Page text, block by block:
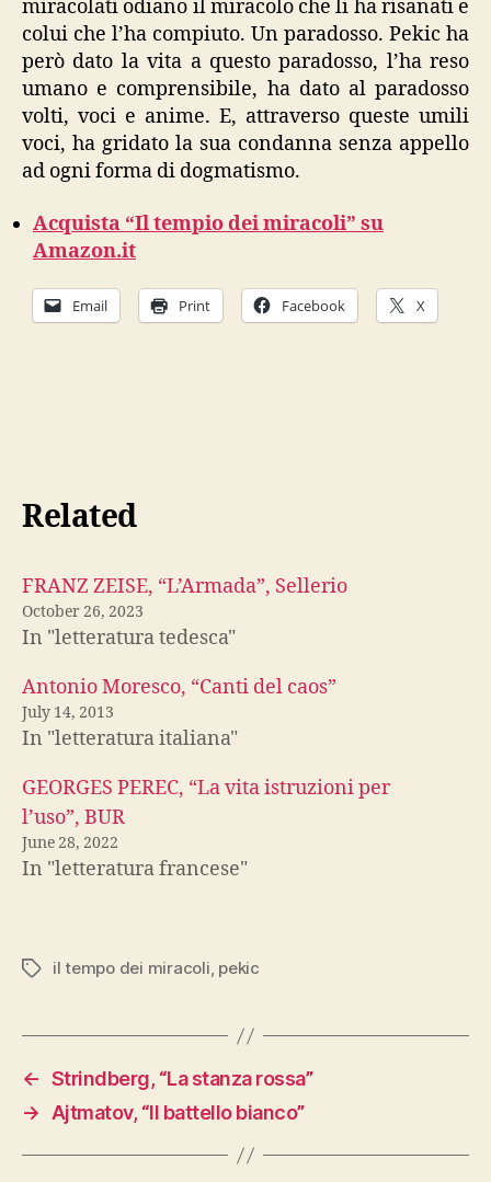
miracolati odiano il miracolo che li ha risanati e
colui che l’ha compiuto. Un paradosso. Pekic ha
però dato la vita a questo paradosso, l’ha reso
umano e comprensibile, ha dato al paradosso
volti, voci e anime. E, attraverso queste umili
voci, ha gridato la sua condanna senza appello
ad ogni forma di dogmatismo.
Acquista “Il tempio dei miracoli” su
Amazon.it
Email Print Facebook X
Related
FRANZ ZEISE, “L’Armada”, Sellerio
October 26, 2023
In "letteratura tedesca"
Antonio Moresco, “Canti del caos”
July 14, 2013
In "letteratura italiana"
GEORGES PEREC, “La vita istruzioni per
l’uso”, BUR
June 28, 2022
In "letteratura francese"
Tagsil tempo dei miracoli, pekic
← Strindberg, “La stanza rossa”
→
Ajtmatov, “Il battello bianco”